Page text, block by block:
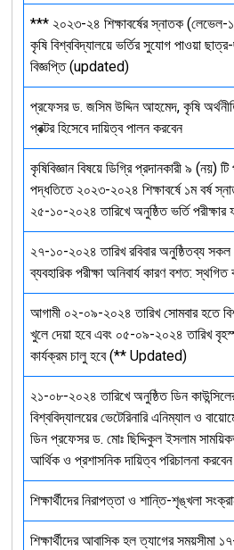
*** ২০২৩-২৪ শিক্ষাবর্ষের স্নাতক (লেভেল-১,
কৃষি বিশ্ববিদ্যালয়ে ভর্তির সুযোগ পাওয়া
বিজ্ঞপ্তি (updated)
প্রফেসর ড. জসিম উদ্দিন আহমেদ, কৃষি
প্রক্টর হিসেবে দায়িত্ব পালন করবেন
কৃষিবিজ্ঞান বিষয়ে ডিগ্রি প্রদানকারী ৯ (নয়)
পদ্ধতিতে ২০২৩-২০২৪ শিক্ষাবর্ষে ১ম বর্ষ
২৫-১০-২০২৪ তারিখে অনুষ্ঠিত ভর্তি
২৭-১০-২০২৪ তারিখ রবিবার অনুষ্ঠিতব্য
ব্যবহারিক পরীক্ষা অনিবার্য কারণ বশত:
আগামী ০২-০৯-২০২৪ তারিখ সোমবার হতে
খুলে দেয়া হবে এবং ০৫-০৯-২০২৪ তারিখ
কার্যক্রম চালু হবে (** Updated)
২১-০৮-২০২৪ তারিখে অনুষ্ঠিত ডিন
বিশ্ববিদ্যালয়ের ভেটেরিনারি এনিম্যাল ও
ডিন প্রফেসর ড. মোঃ ছিদ্দিকুল ইসলাম
আর্থিক ও প্রশাসনিক দায়িত্ব পরিচালনা করবেন
শিক্ষার্থীদের নিরাপত্তা ও শান্তি-শৃঙ্খলা
শিক্ষার্থীদের আবাসিক হল ত্যাগের সময়সীমা